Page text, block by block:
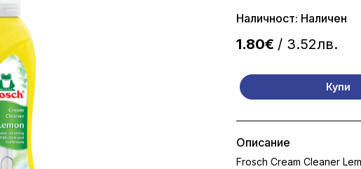
Наличност: Наличен
1.80€ / 3.52лв.
Купи
Описание
Frosch Cream Cleaner